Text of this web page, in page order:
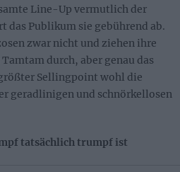
Line-Up vermutlich der
das Publikum sie gebührend ab.
zwar nicht und ziehen ihre
durch, aber genau das
Sellingpoint wohl die
geradlinigen und schnörkellosen
tatsächlich trumpf ist